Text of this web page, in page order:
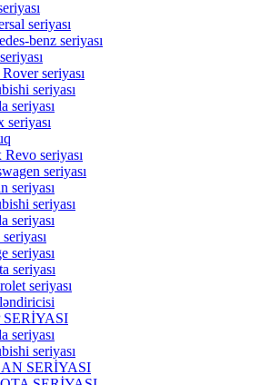
seriyası
benz seriyası
seriyası
seriyası
seriyası
seriyası
seriyası
seriyası
seriyası
seriyası
seriyası
seriyası
seriyası
seriyası
SERİYASI
seriyası
seriyası
SERİYASI